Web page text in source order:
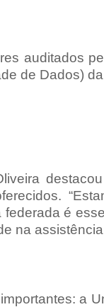
auditados
de Dados)
é
na
a